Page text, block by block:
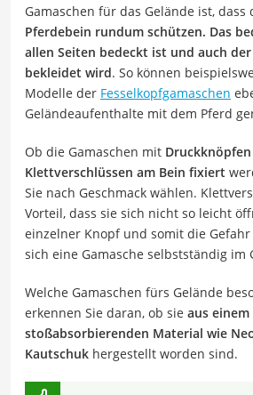
Gamaschen für das Gelände ist, dass
Pferdebein rundum schützen. Das
allen Seiten bedeckt ist und auch
bekleidet wird. So können
Modelle der Fesselkopfgamaschen
Geländeaufenthalte mit dem Pferd
Ob die Gamaschen mit
Klettverschlüssen am Bein fixiert
Sie nach Geschmack wählen.
Vorteil, dass sie sich nicht so leicht
einzelner Knopf und somit die
sich eine Gamasche selbstständig im
Welche Gamaschen fürs Gelände
erkennen Sie daran, ob sie aus einem
stoßabsorbierenden Material wie
Kautschuk hergestellt worden sind.